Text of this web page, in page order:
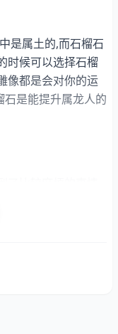
是属土的,而石榴石
时候可以选择石榴
像都是会对你的运
是能提升属龙人的
出现了头疼的情
和阻碍的,甚至会
面貌。